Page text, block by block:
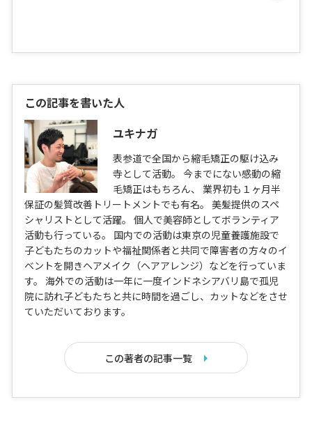
この記事を書いた人
ユキナガ
表参道で全国から縮毛矯正の駆け込み
寺として活動。 今までにない感動の縮
毛矯正はもちろん、 業界初も１ヶ月半
保証の髪質改善トリートメントでも有名。 美髪提供のスペ
シャリストとして活躍。 個人で美容師としてボランティア
活動も行っている。 国内での活動は東京の児童養護施設で
子どもたちのカットや福祉関係者と共同で障害者の方々のイ
ベントを開きヘアメイク（ヘアアレンジ）などを行っていま
す。 海外での活動は一年に一度インドネシアバリ島で孤児
院に訪れ子どもたちと共に時間を過ごし、カットなどをさせ
ていただいております。
この著者の記事一覧